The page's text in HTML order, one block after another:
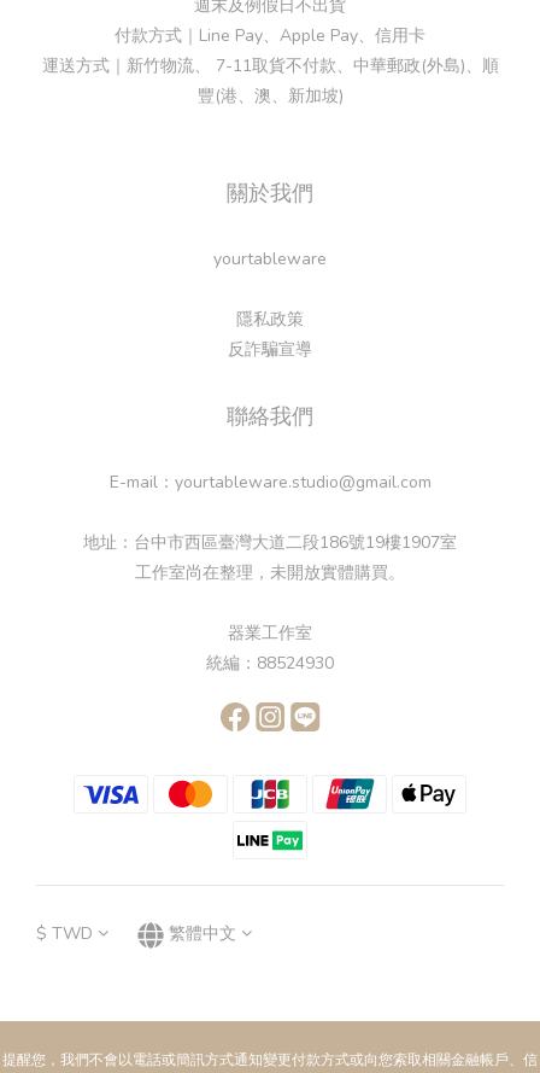
週末及例假日不出貨
付款方式｜Line Pay、Apple Pay、信用卡
運送方式｜新竹物流、 7-11取貨不付款、中華郵政(外島)、順
豐(港、澳、新加坡)
關於我們
yourtableware
隱私政策
反詐騙宣導
聯絡我們
E-mail：yourtableware.studio@gmail.com
地址：台中市西區臺灣大道二段186號19樓1907室
工作室尚在整理，未開放實體購買。
器業工作室
統編：88524930
$ TWD 繁體中文
提醒您，我們不會以電話或簡訊方式通知變更付款方式或向您索取相關金融帳戶、信